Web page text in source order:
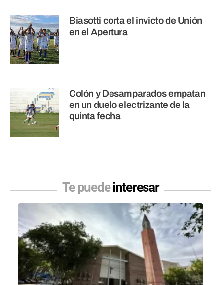
Biasotti corta el invicto de Unión
en el Apertura
Colón y Desamparados empatan
en un duelo electrizante de la
quinta fecha
Te puedeinteresar